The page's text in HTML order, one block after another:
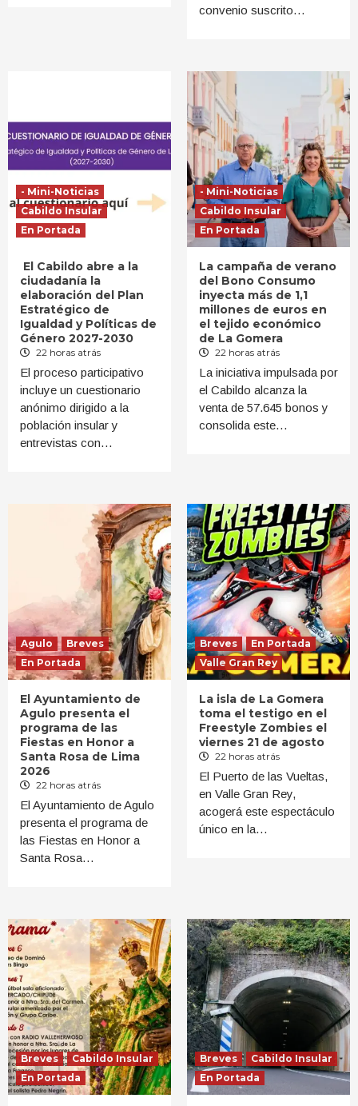
convenio suscrito…
- Mini-Noticias
Cabildo Insular
En Portada
El Cabildo abre a la
ciudadanía la
elaboración del Plan
Estratégico de
Igualdad y Políticas de
Género 2027-2030
22 horas atrás
El proceso participativo
incluye un cuestionario
anónimo dirigido a la
población insular y
entrevistas con…
- Mini-Noticias
Cabildo Insular
En Portada
La campaña de verano
del Bono Consumo
inyecta más de 1,1
millones de euros en
el tejido económico
de La Gomera
22 horas atrás
La iniciativa impulsada por
el Cabildo alcanza la
venta de 57.645 bonos y
consolida este…
Agulo
Breves
En Portada
El Ayuntamiento de
Agulo presenta el
programa de las
Fiestas en Honor a
Santa Rosa de Lima
2026
22 horas atrás
El Ayuntamiento de Agulo
presenta el programa de
las Fiestas en Honor a
Santa Rosa…
Breves
En Portada
Valle Gran Rey
La isla de La Gomera
toma el testigo en el
Freestyle Zombies el
viernes 21 de agosto
22 horas atrás
El Puerto de las Vueltas,
en Valle Gran Rey,
acogerá este espectáculo
único en la…
Breves
Cabildo Insular
En Portada
Breves
Cabildo Insular
En Portada